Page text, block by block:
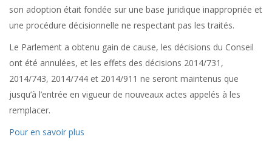
son adoption était fondée sur une base juridique inappropriée et
une procédure décisionnelle ne respectant pas les traités.
Le Parlement a obtenu gain de cause, les décisions du Conseil
ont été annulées, et les effets des décisions 2014/731,
2014/743, 2014/744 et 2014/911 ne seront maintenus que
jusqu’à l’entrée en vigueur de nouveaux actes appelés à les
remplacer.
Pour en savoir plus